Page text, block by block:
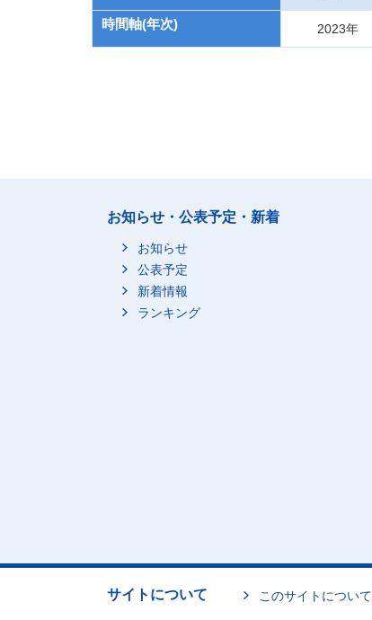
時間軸(年次) 2023年
お知らせ・公表予定・新着
お知らせ
公表予定
新着情報
ランキング
サイトについて このサイトについて